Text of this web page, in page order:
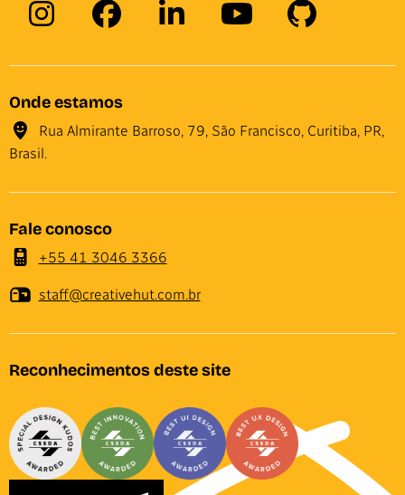
Onde estamos
Rua Almirante Barroso, 79, São Francisco, Curitiba, PR,
Brasil.
Fale conosco
+55 41 3046 3366
staff@creativehut.com.br
Reconhecimentos deste site